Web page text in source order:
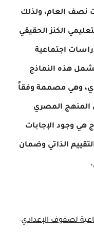
نصف العام، ولذلك
الكنز الحقيقي
اجتماعية
الإعدادية الترم الأول 2026. تشمل هذه النماذج
وهي مصممة وفقاً
المنهج المصري
هي وجود الإجابات
الذاتي وضمان
لصفوف الإعدادي